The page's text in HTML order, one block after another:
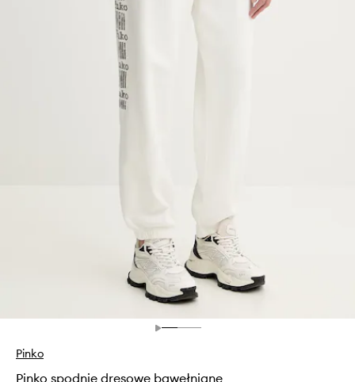
Pinko
Pinko spodnie dresowe bawełniane